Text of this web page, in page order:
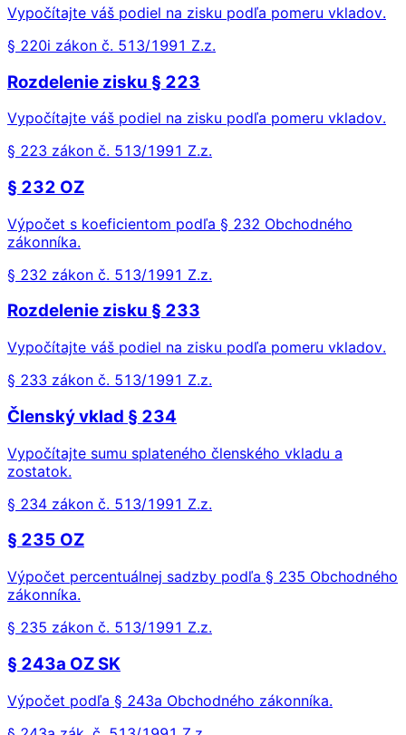
Vypočítajte váš podiel na zisku podľa pomeru vkladov.
§ 220i zákon č. 513/1991 Z.z.
Rozdelenie zisku § 223
Vypočítajte váš podiel na zisku podľa pomeru vkladov.
§ 223 zákon č. 513/1991 Z.z.
§ 232 OZ
Výpočet s koeficientom podľa § 232 Obchodného
zákonníka.
§ 232 zákon č. 513/1991 Z.z.
Rozdelenie zisku § 233
Vypočítajte váš podiel na zisku podľa pomeru vkladov.
§ 233 zákon č. 513/1991 Z.z.
Členský vklad § 234
Vypočítajte sumu splateného členského vkladu a
zostatok.
§ 234 zákon č. 513/1991 Z.z.
§ 235 OZ
Výpočet percentuálnej sadzby podľa § 235 Obchodného
zákonníka.
§ 235 zákon č. 513/1991 Z.z.
§ 243a OZ SK
Výpočet podľa § 243a Obchodného zákonníka.